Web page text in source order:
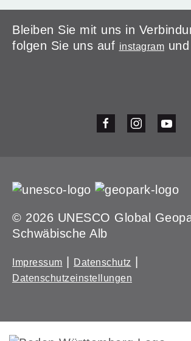
© 2026 UNESCO Global
Schwäbische Alb
Impressum Datenschutz
Datenschutzeinstellungen
Bleiben Sie mit uns in
folgen Sie uns auf instagram und